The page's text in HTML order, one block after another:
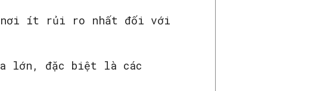
nơi ít rủi ro nhất đối với
lớn, đặc biệt là các